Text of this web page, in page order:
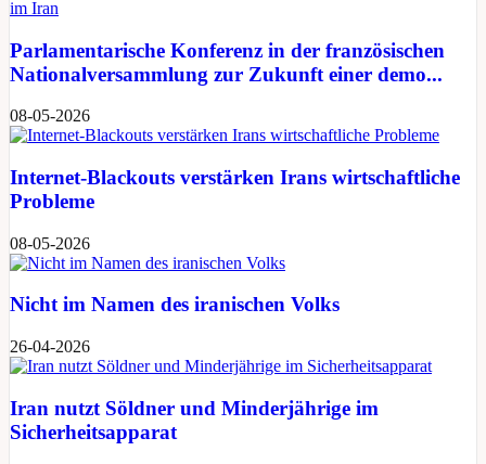
Parlamentarische Konferenz in der französischen
Nationalversammlung zur Zukunft einer demo...
08-05-2026
Internet-Blackouts verstärken Irans wirtschaftliche
Probleme
08-05-2026
Nicht im Namen des iranischen Volks
26-04-2026
Iran nutzt Söldner und Minderjährige im
Sicherheitsapparat